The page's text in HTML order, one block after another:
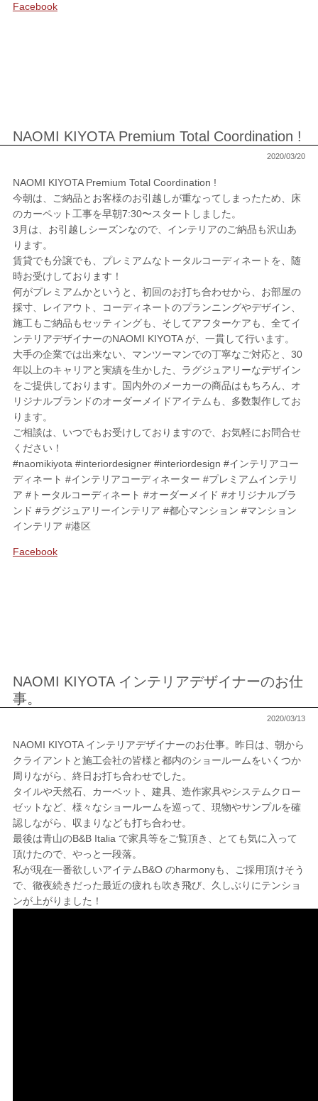
Facebook
NAOMI KIYOTA Premium Total Coordination !
2020/03/20
NAOMI KIYOTA Premium Total Coordination !
今朝は、ご納品とお客様のお引越しが重なってしまったため、床
のカーペット工事を早朝7:30〜スタートしました。
3月は、お引越しシーズンなので、インテリアのご納品も沢山あ
ります。
賃貸でも分譲でも、プレミアムなトータルコーディネートを、随
時お受けしております！
何がプレミアムかというと、初回のお打ち合わせから、お部屋の
採寸、レイアウト、コーディネートのプランニングやデザイン、
施工もご納品もセッティングも、そしてアフターケアも、全てイ
ンテリアデザイナーのNAOMI KIYOTA が、一貫して行います。
大手の企業では出来ない、マンツーマンでの丁寧なご対応と、30
年以上のキャリアと実績を生かした、ラグジュアリーなデザイン
をご提供しております。国内外のメーカーの商品はもちろん、オ
リジナルブランドのオーダーメイドアイテムも、多数製作してお
ります。
ご相談は、いつでもお受けしておりますので、お気軽にお問合せ
ください！
#naomikiyota #interiordesigner #interiordesign #インテリアコー
ディネート #インテリアコーディネーター #プレミアムインテリ
ア #トータルコーディネート #オーダーメイド #オリジナルブラ
ンド #ラグジュアリーインテリア #都心マンション #マンション
インテリア #港区
Facebook
NAOMI KIYOTA インテリアデザイナーのお仕
事。
2020/03/13
NAOMI KIYOTA インテリアデザイナーのお仕事。昨日は、朝から
クライアントと施工会社の皆様と都内のショールームをいくつか
周りながら、終日お打ち合わせでした。
タイルや天然石、カーペット、建具、造作家具やシステムクロー
ゼットなど、様々なショールームを巡って、現物やサンプルを確
認しながら、収まりなども打ち合わせ。
最後は青山のB&B Italia で家具等をご覧頂き、とても気に入って
頂けたので、やっと一段落。
私が現在一番欲しいアイテムB&O のharmonyも、ご採用頂けそう
で、徹夜続きだった最近の疲れも吹き飛び、久しぶりにテンショ
ンが上がりました！